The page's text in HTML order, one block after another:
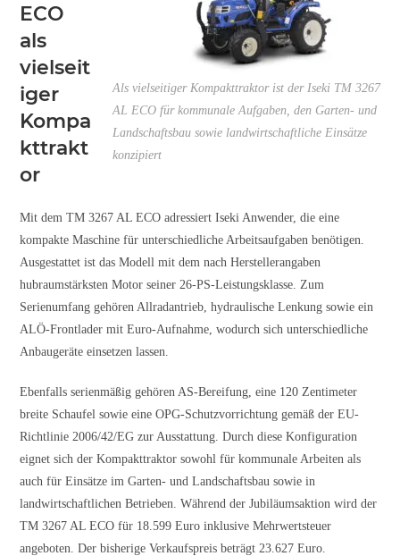
Als vielseitiger Kompakttraktor ist der Iseki TM 3267
AL ECO für kommunale Aufgaben, den Garten- und
Landschaftsbau sowie landwirtschaftliche Einsätze
konzipiert
ECO
als
vielseit
iger
Kompa
kttrakt
or
Mit dem TM 3267 AL ECO adressiert Iseki Anwender, die eine
kompakte Maschine für unterschiedliche Arbeitsaufgaben benötigen.
Ausgestattet ist das Modell mit dem nach Herstellerangaben
hubraumstärksten Motor seiner 26-PS-Leistungsklasse. Zum
Serienumfang gehören Allradantrieb, hydraulische Lenkung sowie ein
ALÖ-Frontlader mit Euro-Aufnahme, wodurch sich unterschiedliche
Anbaugeräte einsetzen lassen.
Ebenfalls serienmäßig gehören AS-Bereifung, eine 120 Zentimeter
breite Schaufel sowie eine OPG-Schutzvorrichtung gemäß der EU-
Richtlinie 2006/42/EG zur Ausstattung. Durch diese Konfiguration
eignet sich der Kompakttraktor sowohl für kommunale Arbeiten als
auch für Einsätze im Garten- und Landschaftsbau sowie in
landwirtschaftlichen Betrieben. Während der Jubiläumsaktion wird der
TM 3267 AL ECO für 18.599 Euro inklusive Mehrwertsteuer
angeboten. Der bisherige Verkaufspreis beträgt 23.627 Euro.